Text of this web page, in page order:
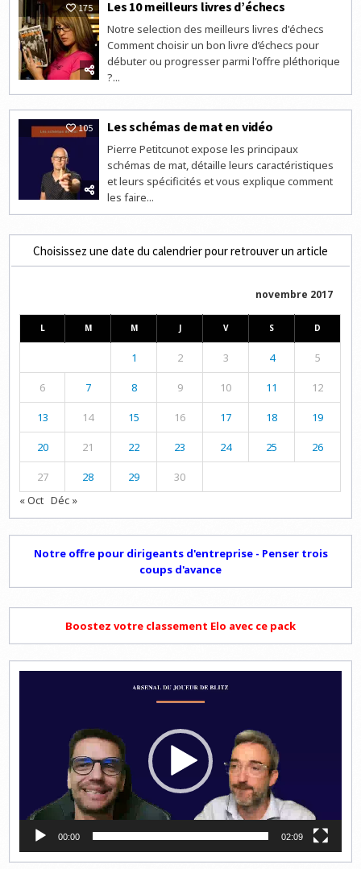
175 Les 10 meilleurs livres d’échecs
Notre selection des meilleurs livres d'échecs
Comment choisir un bon livre d’échecs pour
débuter ou progresser parmi l'offre pléthorique
?...
105 Les schémas de mat en vidéo
Pierre Petitcunot expose les principaux
schémas de mat, détaille leurs caractéristiques
et leurs spécificités et vous explique comment
les faire...
Choisissez une date du calendrier pour retrouver un article
novembre 2017
L M M J V S D
1 2 3 4 5
6 7 8 9 10 11 12
13 14 15 16 17 18 19
20 21 22 23 24 25 26
27 28 29
30
« Oct Déc »
Notre offre pour dirigeants d'entreprise - Penser trois
coups d'avance
Boostez votre classement Elo avec ce pack
00:00 02:09